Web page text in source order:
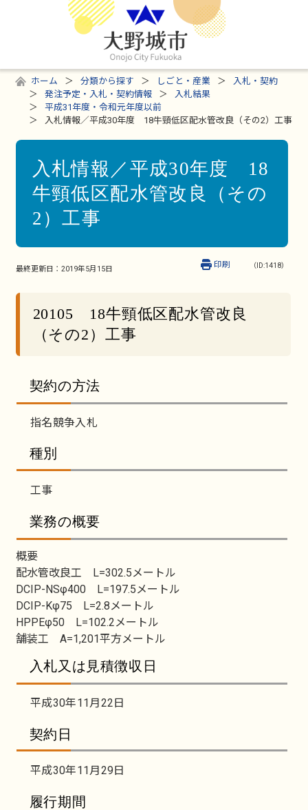
ホーム 分類から探す しごと・産業
入札・契約
発注予定・入札・契約情報
入札結果
平成31年度・令和元年度以前
入札情報／平成30年度 18牛頸低区配水管改良（その2）工事
入札情報／平成30年度 18
牛頸低区配水管改良（その
2）工事
最終更新日： 2019年5月15日 （ID:1418）
印刷
20105 18牛頸低区配水管改良
（その2）工事
契約の方法
指名競争入札
種別
工事
業務の概要
概要
配水管改良工 L=302.5メートル
DCIP-NSφ400 L=197.5メートル
DCIP-Kφ75 L=2.8メートル
HPPEφ50 L=102.2メートル
舗装工 A=1,201平方メートル
入札又は見積徴収日
平成30年11月22日
契約日
平成30年11月29日
履行期間